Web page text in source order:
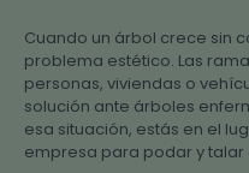
Cuando un árbol crece sin
problema estético. Las
personas, viviendas o
solución ante árboles
esa situación, estás en el
empresa para podar y talar